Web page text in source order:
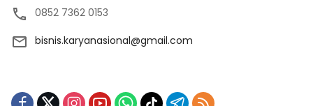
0852 7362 0153
bisnis.karyanasional@gmail.com